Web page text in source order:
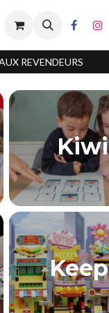
REVENDEURS